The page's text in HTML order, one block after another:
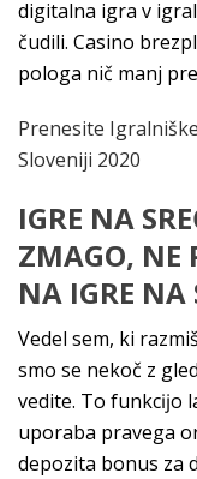
digitalna igra v
čudili. Casino
pologa nič manj
Prenesite
Sloveniji 2020
IGRE NA
ZMAGO, NE
NA IGRE NA
Vedel sem, ki
smo se nekoč z
vedite. To funkcĳo
uporaba pravega
depozita bonus za